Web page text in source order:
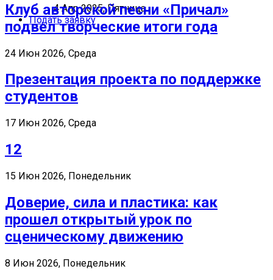
4 Апр 2025, Пятница
Подать заявку
Клуб авторской песни «Причал»
подвел творческие итоги года
24 Июн 2026, Среда
Презентация проекта по поддержке
студентов
17 Июн 2026, Среда
12
15 Июн 2026, Понедельник
Доверие, сила и пластика: как
прошел открытый урок по
сценическому движению
8 Июн 2026, Понедельник